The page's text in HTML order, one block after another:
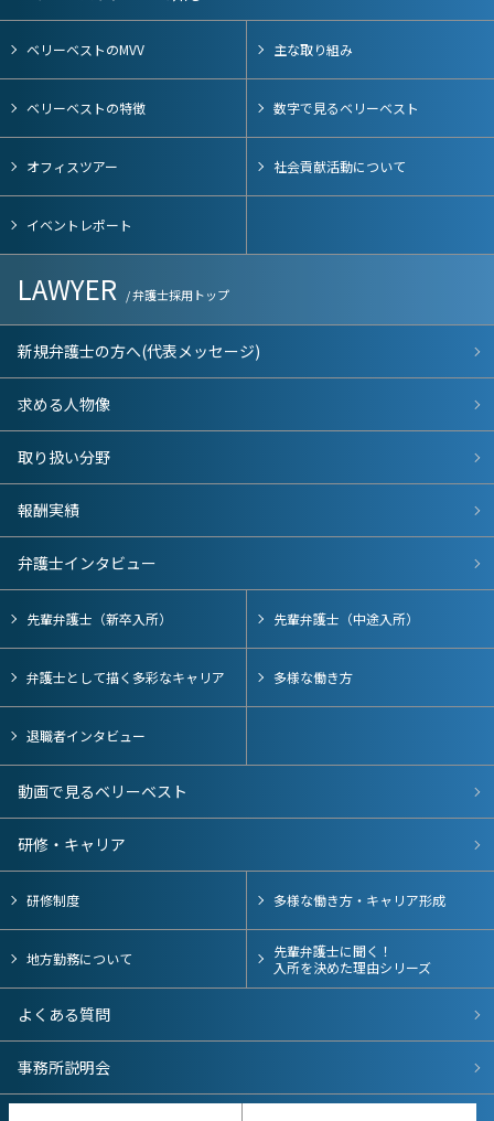
ベリーベストのMVV 主な取り組み
ベリーベストの特徴 数字で見るベリーベスト
オフィスツアー 社会貢献活動について
イベントレポート
LAWYER / 弁護士採用トップ
新規弁護士の方へ(代表メッセージ)
求める人物像
取り扱い分野
報酬実績
弁護士インタビュー
先輩弁護士（新卒入所） 先輩弁護士（中途入所）
弁護士として描く多彩なキャリア 多様な働き方
退職者インタビュー
動画で見るベリーベスト
研修・キャリア
研修制度 多様な働き方・キャリア形成
地方勤務について
先輩弁護士に聞く！
入所を決めた理由シリーズ
よくある質問
事務所説明会